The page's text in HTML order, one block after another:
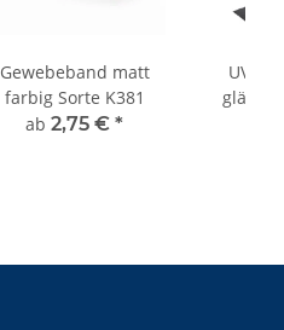
Gewebeband matt
farbig Sorte K381
ab 2,75 € *
UV-